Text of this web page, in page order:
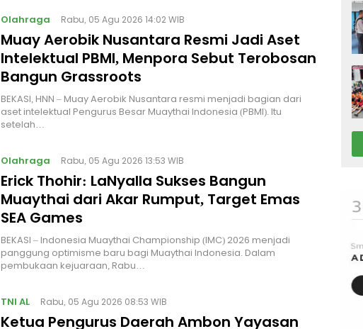
Olahraga Rabu, 05 Agu 2026 14:02 WIB
Muay Aerobik Nusantara Resmi Jadi Aset
Intelektual PBMI, Menpora Sebut Terobosan
Bangun Grassroots
BEKASI, HNN – Muay Aerobik Nusantara resmi menjadi bagian dari
aset intelektual Pengurus Besar Muaythai Indonesia (PBMI). Itu
setelah…
Olahraga Rabu, 05 Agu 2026 13:53 WIB
Erick Thohir: LaNyalla Sukses Bangun
Muaythai dari Akar Rumput, Target Emas
SEA Games
BEKASI – Indonesia Muaythai Championship (IMC) 2026 menjadi
panggung optimisme baru bagi Muaythai Indonesia. Dalam
pembukaan kejuaraan, Rabu…
TNI AL Rabu, 05 Agu 2026 08:53 WIB
Ketua Pengurus Daerah Ambon Yayasan